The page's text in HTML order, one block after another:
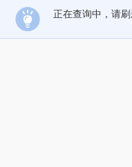
正在查询中，请